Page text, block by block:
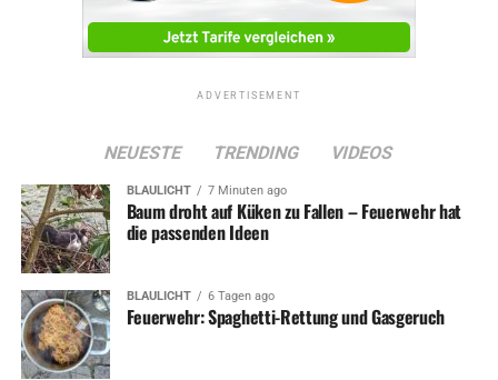
ADVERTISEMENT
NEUESTE TRENDING VIDEOS
BLAULICHT 7 Minuten ago
Baum droht auf Küken zu Fallen – Feuerwehr hat
die passenden Ideen
BLAULICHT 6 Tagen ago
Feuerwehr: Spaghetti-Rettung und Gasgeruch